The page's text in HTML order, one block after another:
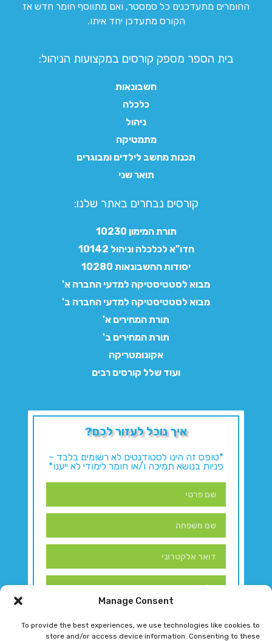
Manage Consent
To provide the best experiences, we use technologies like cookies to
store and/or access device information. Consenting to these
החומרים מתעדכנים כל סמסטר, ואם מתווסף חומר חדש אז
הקורס מתעדכן יחד איתו.
בית הספר מספק קורסים במקצועות הניהול:
חשבונאות
כלכלה
ניהול
מתמטיקה
תכנות מחשב לילדים ומבוגרים
תואר שני
קורסים נבחרים באתר שלנו:​
תורת המימון 10230
חדו"א לכלכלה וניהול 10142
יסודות החשבונאות 10280
מבוא לסטטיסטיקה למדעי החברה א'
מבוא לסטטיסטיקה למדעי החברה ב'
תורת המחירים א'
תורת המחירים ב'
אקונומטריקה
ועוד שלל קורסים רבים
איך נוכל לעזור לכם?
*טופס זה הינו לסטודנטים לא רשומים בלבד –
פניות בנושא תמיכה ו/או חומר לימודי לא ייענו*